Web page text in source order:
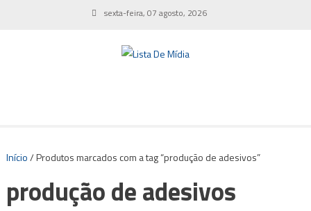
sexta-feira, 07 agosto, 2026
Início/ Produtos marcados com a tag “produção de adesivos”
produção de adesivos